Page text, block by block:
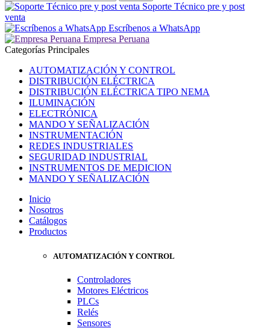
Soporte Técnico pre y post
venta
Escríbenos a WhatsApp
Empresa Peruana
Categorías Principales
AUTOMATIZACIÓN Y CONTROL
DISTRIBUCIÓN ELÉCTRICA
DISTRIBUCIÓN ELÉCTRICA TIPO NEMA
ILUMINACIÓN
ELECTRÓNICA
MANDO Y SEÑALIZACIÓN
INSTRUMENTACIÓN
REDES INDUSTRIALES
SEGURIDAD INDUSTRIAL
INSTRUMENTOS DE MEDICION
MANDO Y SEÑALIZACIÓN
Inicio
Nosotros
Catálogos
Productos
AUTOMATIZACIÓN Y CONTROL
Controladores
Motores Eléctricos
PLCs
Relés
Sensores